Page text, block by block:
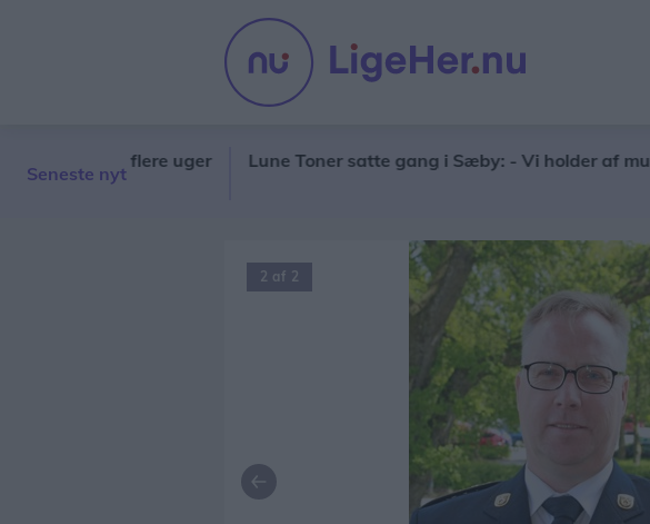
Seneste nyt
i flere uger Lune Toner satte gang i Sæby: - Vi holder af musikken
2 af 2
Forrige